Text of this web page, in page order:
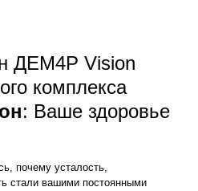
ДЕМ4Р Vision
комплекса
: Ваше здоровье
почему усталость,
стали вашими постоянными